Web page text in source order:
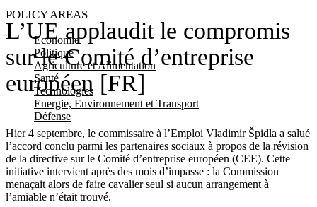
POLICY AREAS
Economie
Politique
Agriculture et Alimentation
Santé
Technologies
Energie, Environnement et Transport
Défense
L’UE applaudit le compromis
sur le Comité d’entreprise
européen [FR]
Hier 4 septembre, le commissaire à l’Emploi Vladimir Špidla a salué
l’accord conclu parmi les partenaires sociaux à propos de la révision
de la directive sur le Comité d’entreprise européen (CEE). Cette
initiative intervient après des mois d’impasse : la Commission
menaçait alors de faire cavalier seul si aucun arrangement à
l’amiable n’était trouvé.